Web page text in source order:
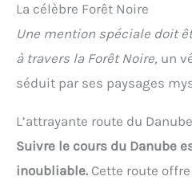
La célèbre Forêt Noire
Une mention spéciale doit
à travers la Forêt Noire, un
séduit par ses paysages
L’attrayante route du Danube
Suivre le cours du Danube
inoubliable. Cette route